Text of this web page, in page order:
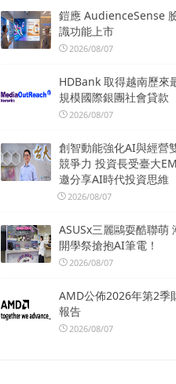
鎧應 AudienceSense
識功能上市
2026/08/07
HDBank 取得越南歷來
規模國際銀團社會貸款
2026/08/07
創智動能強化AI與經營
競爭力 投資長受臺大
邀分享AI時代投資思維
2026/08/07
ASUSx三麗鷗耍酷聯萌
開學祭搶抱AI筆電！
2026/08/07
AMD公佈2026年第2季
報告
2026/08/07